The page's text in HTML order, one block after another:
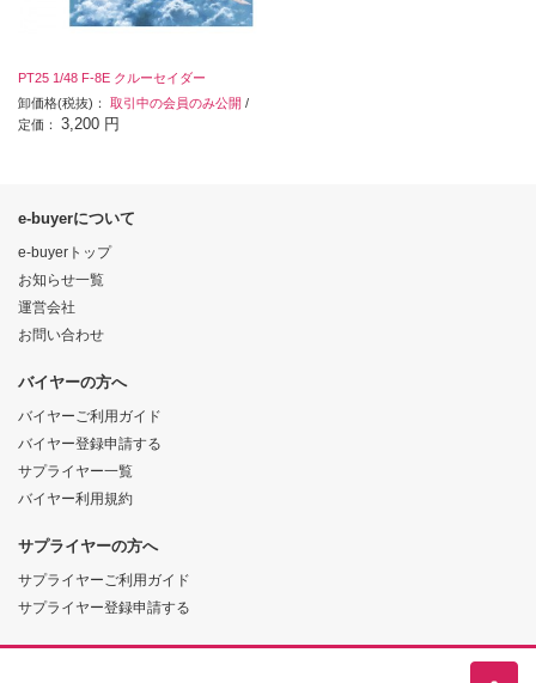
PT25 1/48 F-8E クルーセイダー
卸価格(税抜)： 取引中の会員のみ公開 /
定価： 3,200 円
e-buyerについて
e-buyerトップ
お知らせ一覧
運営会社
お問い合わせ
バイヤーの方へ
バイヤーご利用ガイド
バイヤー登録申請する
サプライヤー一覧
バイヤー利用規約
サプライヤーの方へ
サプライヤーご利用ガイド
サプライヤー登録申請する